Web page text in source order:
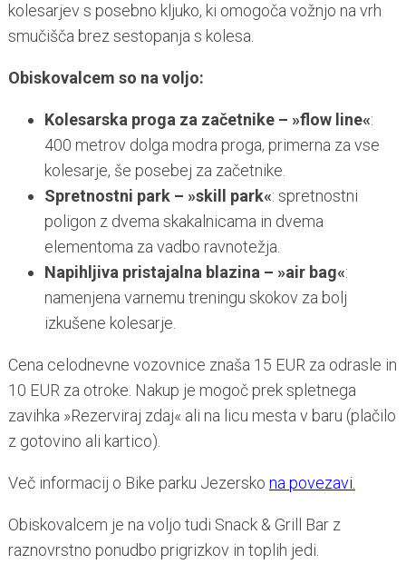
kolesarjev s posebno kljuko, ki omogoča vožnjo na vrh
smučišča brez sestopanja s kolesa.
Obiskovalcem so na voljo:
Kolesarska proga za začetnike – »flow line«:
400 metrov dolga modra proga, primerna za vse
kolesarje, še posebej za začetnike.
Spretnostni park – »skill park«: spretnostni
poligon z dvema skakalnicama in dvema
elementoma za vadbo ravnotežja.
Napihljiva pristajalna blazina – »air bag«:
namenjena varnemu treningu skokov za bolj
izkušene kolesarje.
Cena celodnevne vozovnice znaša 15 EUR za odrasle in
10 EUR za otroke. Nakup je mogoč prek spletnega
zavihka »Rezerviraj zdaj« ali na licu mesta v baru (plačilo
z gotovino ali kartico).
Več informacij o Bike parku Jezersko na povezavi.
Obiskovalcem je na voljo tudi Snack & Grill Bar z
raznovrstno ponudbo prigrizkov in toplih jedi.